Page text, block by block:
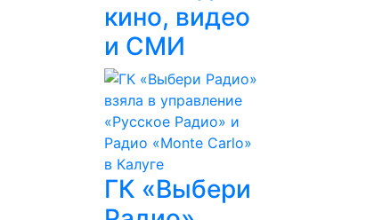
кино, видео
и СМИ
ГК «Выбери